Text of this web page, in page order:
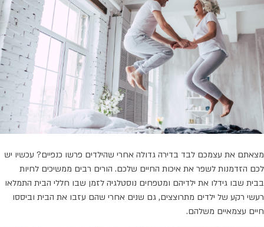
מצאתם את עצמכם לבד בדירה גדולה אחרי שהילדים פרשו כנפיים? עכשיו יש
לכם הזדמנות לשפר את איכות החיים שלכם. הורים רבים ממשיכים לחיות
בבית שבו גידלו את ילדיהם ומטפחים נוסטלגיה לזמן שבו חללי הבית התמלאו
רעשי רקע של ילדים מתרוצצים, גם שנים אחרי שהם עזבו את הבית וביססו
חיים עצמאיים משלהם.